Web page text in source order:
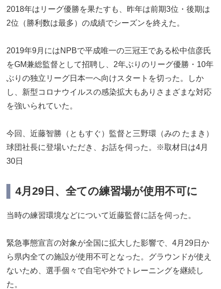
2018年はリーグ優勝を果たすも、昨年は前期3位・後期は
2位（勝利数は最多）の成績でシーズンを終えた。
2019年9月にはNPBで平成唯一の三冠王である松中信彦氏
をGM兼総監督として招聘し、2年ぶりのリーグ優勝・10年
ぶりの独立リーグ日本一へ向けスタートを切った。しか
し、新型コロナウイルスの感染拡大もありさまざまな対応
を強いられていた。
今回、近藤智勝（ともすぐ）監督と三野環（みの たまき）
球団社長に登場いただき、お話を伺った。※取材日は4月
30日
4月29日、全ての練習場が使用不可に
当時の練習環境などについて近藤監督に話を伺った。
緊急事態宣言の対象が全国に拡大した影響で、4月29日か
ら県内全ての施設が使用不可となった。グラウンドが使え
ないため、選手個々で自宅や外でトレーニングを継続し
た。